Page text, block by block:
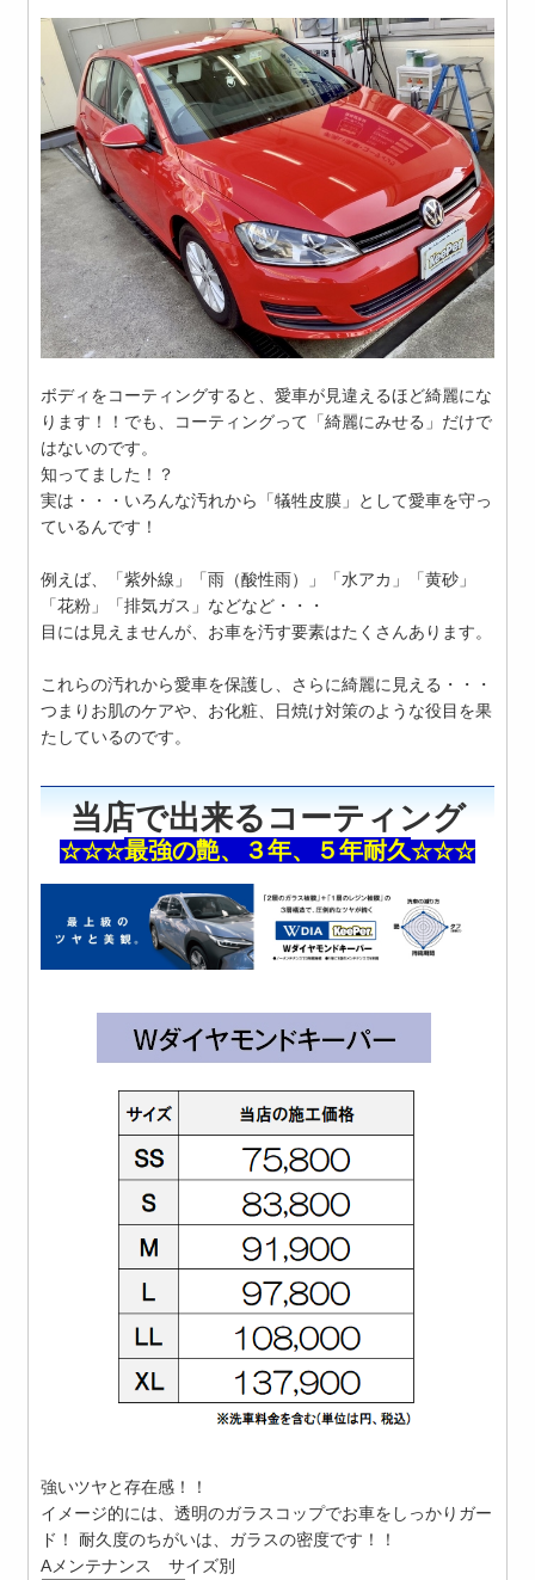
ボディをコーティングすると、愛車が見違えるほど綺麗にな
ります！！でも、コーティングって「綺麗にみせる」だけで
はないのです。
知ってました！？
実は・・・いろんな汚れから「犠牲皮膜」として愛車を守っ
ているんです！
例えば、「紫外線」「雨（酸性雨）」「水アカ」「黄砂」
「花粉」「排気ガス」などなど・・・
目には見えませんが、お車を汚す要素はたくさんあります。
これらの汚れから愛車を保護し、さらに綺麗に見える・・・
つまりお肌のケアや、お化粧、日焼け対策のような役目を果
たしているのです。
当店で出来るコーティング
☆☆☆最強の艶、３年、５年耐久☆☆☆
強いツヤと存在感！！
イメージ的には、透明のガラスコップでお車をしっかりガー
ド！ 耐久度のちがいは、ガラスの密度です！！
Aメンテナンス サイズ別